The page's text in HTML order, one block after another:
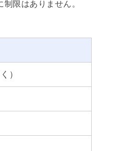
限はありません。
）